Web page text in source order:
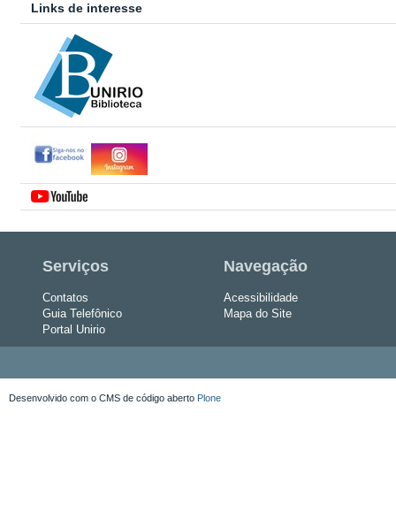
Links de interesse
Serviços
Contatos
Guia Telefônico
Portal Unirio
Navegação
Acessibilidade
Mapa do Site
Desenvolvido com o CMS de código aberto Plone